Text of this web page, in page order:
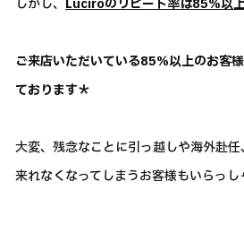
ご来店いただいている85％以上のお客
ております＊
大変、残念なことに引っ越しや海外赴
来れなくなってしまうお客様もいらっ